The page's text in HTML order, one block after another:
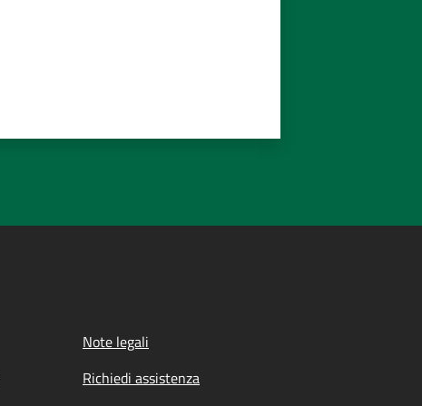
Note legali
Richiedi assistenza